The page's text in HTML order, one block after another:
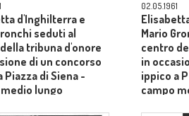
d'Inghilterra e
seduti al
tribuna d'onore
di un concorso
Piazza di Siena -
lungo
02.05.1961
Mario
centro
in
ippico a
campo